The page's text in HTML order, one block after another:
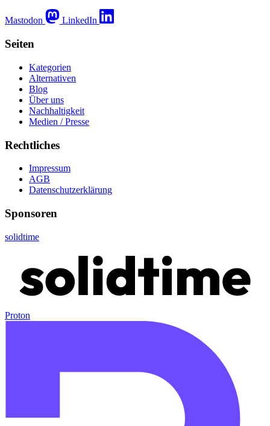
Mastodon LinkedIn
Seiten
Kategorien
Alternativen
Blog
Über uns
Nachhaltigkeit
Medien / Presse
Rechtliches
Impressum
AGB
Datenschutzerklärung
Sponsoren
solidtime
Proton